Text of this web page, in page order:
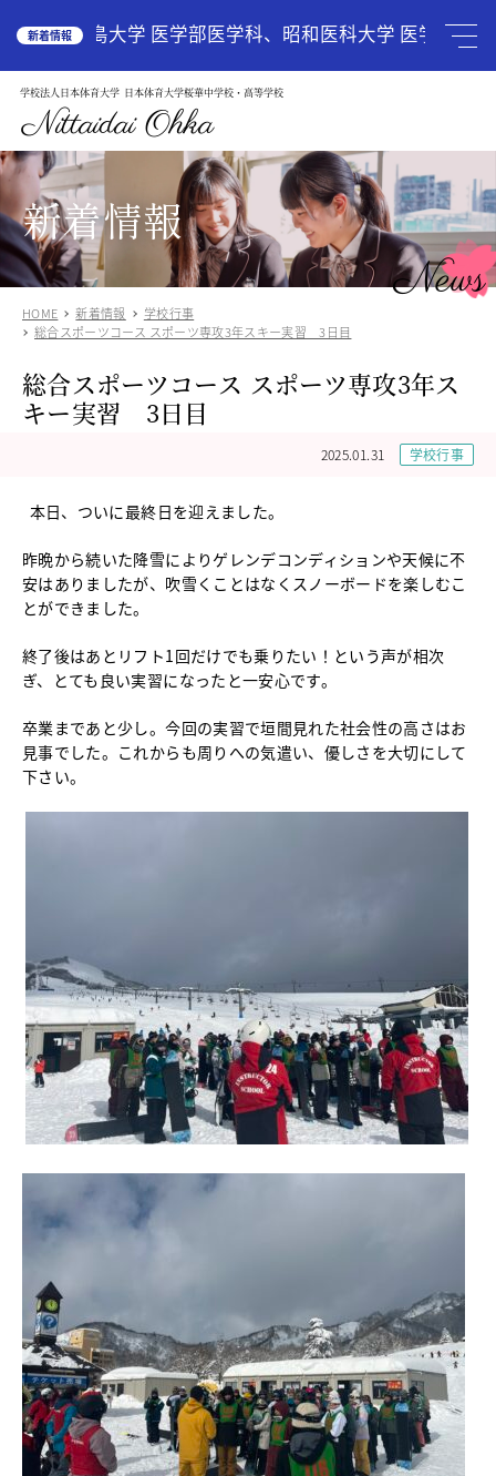
新着情報
広島大学 医学部医学科、昭和医科大学 医学部医学
学校法人日本体育大学 日本体育大学桜華中学校・高等学校
Nittaidai Ohka
HOME
学校案内
教育理念
ご挨拶
グランドデザイン
施設紹介
学校紹介動画
アクセス
受験生の方へ
高校入試関係
説明会・オープンスクール
中国語圏の生徒様で入学に興味のある方
独自の教育
国際理解教育
ICT教育
中学入試関連
制服紹介
高等学校 Senior High School
コース紹介
グローバル教育
キャリア教育
進路指導
その他の教育
高校入試関係
制服紹介
スクールライフ School Life
学校説明会・オープンスクール
桜華生の一日
年間行事
練習風景
部活動指導者紹介
制服紹介
デジタルリーフレット／パンフレット
進路・進学 Career Guidance
進路実績
新着情報
News
HOME 新着情報
学校行事
総合スポーツコース スポーツ専攻3年スキー実習 3日目
総合スポーツコース スポーツ専攻3年ス
キー実習 3日目
2025.01.31 学校行事
本日、ついに最終日を迎えました。
昨晩から続いた降雪によりゲレンデコンディションや天候に不
安はありましたが、吹雪くことはなくスノーボードを楽しむこ
とができました。
終了後はあとリフト1回だけでも乗りたい！という声が相次
ぎ、とても良い実習になったと一安心です。
卒業まであと少し。今回の実習で垣間見れた社会性の高さはお
見事でした。これからも周りへの気遣い、優しさを大切にして
下さい。